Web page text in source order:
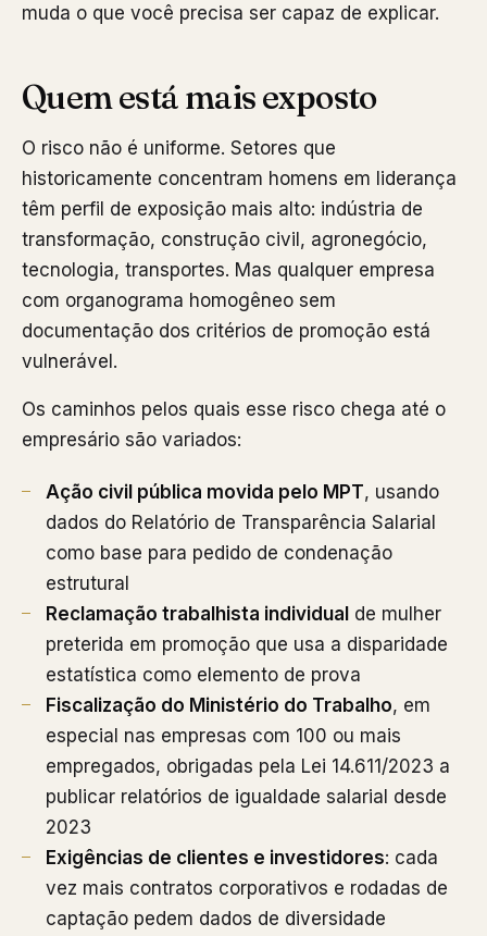
muda o que você precisa ser capaz de explicar.
Quem está mais exposto
O risco não é uniforme. Setores que
historicamente concentram homens em liderança
têm perfil de exposição mais alto: indústria de
transformação, construção civil, agronegócio,
tecnologia, transportes. Mas qualquer empresa
com organograma homogêneo sem
documentação dos critérios de promoção está
vulnerável.
Os caminhos pelos quais esse risco chega até o
empresário são variados:
Ação civil pública movida pelo MPT, usando
dados do Relatório de Transparência Salarial
como base para pedido de condenação
estrutural
Reclamação trabalhista individual de mulher
preterida em promoção que usa a disparidade
estatística como elemento de prova
Fiscalização do Ministério do Trabalho, em
especial nas empresas com 100 ou mais
empregados, obrigadas pela Lei 14.611/2023 a
publicar relatórios de igualdade salarial desde
2023
Exigências de clientes e investidores: cada
vez mais contratos corporativos e rodadas de
captação pedem dados de diversidade